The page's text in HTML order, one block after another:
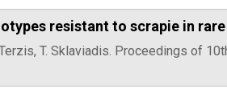
resistant to scrapie in rare
T. Sklaviadis. Proceedings of